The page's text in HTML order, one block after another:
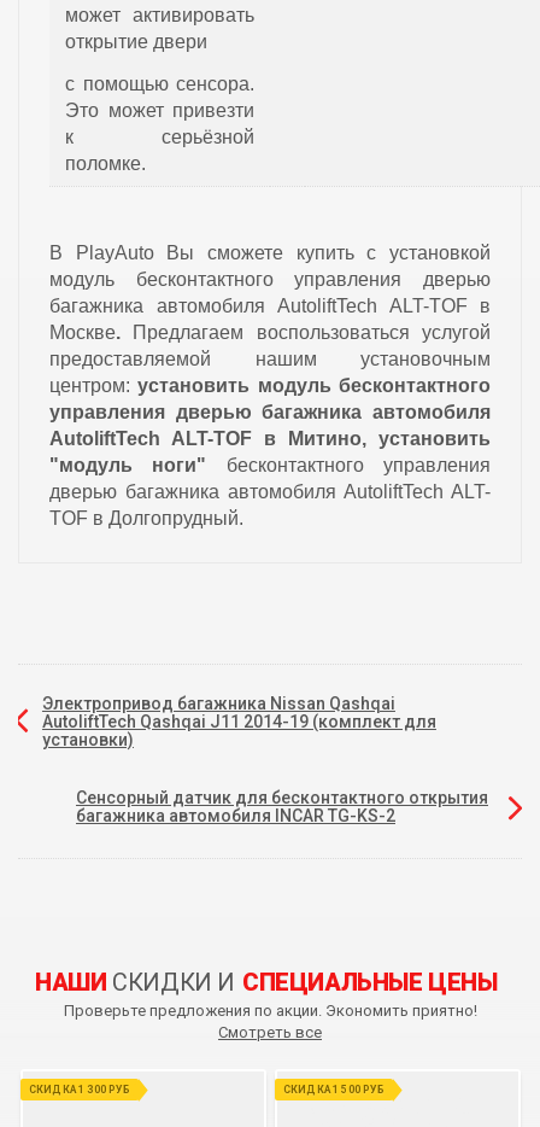
может активировать
открытие двери
с помощью сенсора.
Это может привезти
к серьёзной
поломке.
В PlayAuto Вы сможете купить с установкой
модуль бесконтактного управления дверью
багажника автомобиля AutoliftTech ALT-TOF в
Москве. Предлагаем воспользоваться услугой
предоставляемой нашим установочным
центром: установить модуль бесконтактного
управления дверью багажника автомобиля
AutoliftTech ALT-TOF
в Митино, установить
"модуль ноги" бесконтактного управления
дверью багажника автомобиля AutoliftTech ALT-
TOF в Долгопрудный.
Электропривод багажника Nissan Qashqai
AutoliftTech Qashqai J11 2014-19 (комплект для
установки)
Сенсорный датчик для бесконтактного открытия
багажника автомобиля INCAR TG-KS-2
НАШИ СКИДКИ И СПЕЦИАЛЬНЫЕ ЦЕНЫ
Проверьте предложения по акции. Экономить приятно!
Смотреть все